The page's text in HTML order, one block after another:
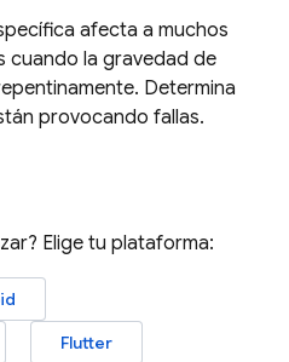
afecta a muchos
cuando la gravedad de
Determina
provocando fallas.
Elige tu plataforma:
Flutter